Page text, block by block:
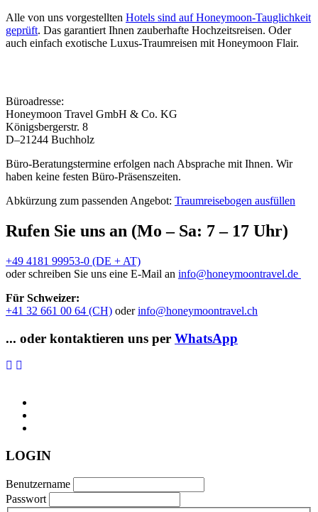
Alle von uns vorgestellten Hotels sind auf Honeymoon-Tauglichkeit
geprüft. Das garantiert Ihnen zauberhafte Hochzeitsreisen. Oder
auch einfach exotische Luxus-Traumreisen mit Honeymoon Flair.
Büroadresse:
Honeymoon Travel GmbH & Co. KG
Königsbergerstr. 8
D–21244 Buchholz
Büro-Beratungstermine erfolgen nach Absprache mit Ihnen. Wir
haben keine festen Büro-Präsenszeiten.
Abkürzung zum passenden Angebot: Traumreisebogen ausfüllen
Rufen Sie uns an (Mo – Sa: 7 – 17 Uhr)
+49 4181 99953-0 (DE + AT)
oder schreiben Sie uns eine E-Mail an info@honeymoontravel.de
Für Schweizer:
+41 32 661 00 64 (CH) oderinfo@honeymoontravel.ch
... oder kontaktieren uns per WhatsApp
LOGIN
Benutzername
Passwort